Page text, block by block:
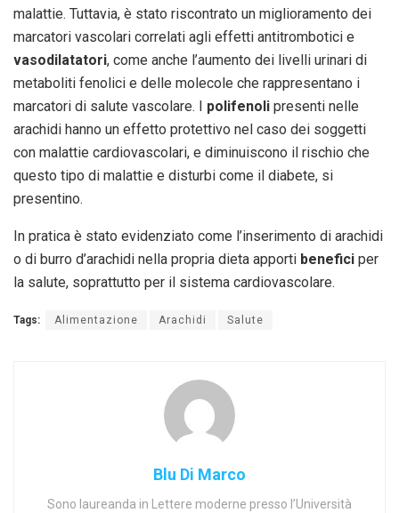
malattie. Tuttavia, è stato riscontrato un miglioramento dei
marcatori vascolari correlati agli effetti antitrombotici e
vasodilatatori, come anche l’aumento dei livelli urinari di
metaboliti fenolici e delle molecole che rappresentano i
marcatori di salute vascolare. I polifenoli presenti nelle
arachidi hanno un effetto protettivo nel caso dei soggetti
con malattie cardiovascolari, e diminuiscono il rischio che
questo tipo di malattie e disturbi come il diabete, si
presentino.
In pratica è stato evidenziato come l’inserimento di arachidi
o di burro d’arachidi nella propria dieta apporti benefici per
la salute, soprattutto per il sistema cardiovascolare.
Tags: Alimentazione Arachidi Salute
Blu Di Marco
Sono laureanda in Lettere moderne presso l’Università